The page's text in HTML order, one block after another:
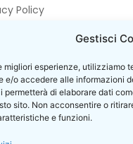
Gestisci
migliori esperienze, utilizziamo
e/o accedere alle informazioni
permetterà di elaborare dati
sito. Non acconsentire o
e funzioni.
Policy